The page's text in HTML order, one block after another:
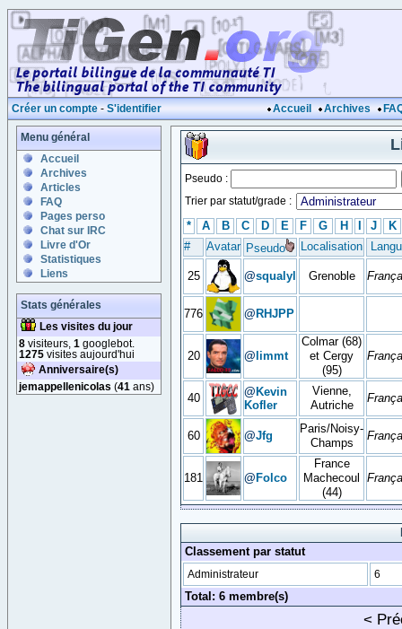
Créer un compte - S'identifier Accueil Archives
Menu général
Accueil
Archives
Articles
FAQ
Pages perso
Chat sur IRC
Livre d'Or
Statistiques
Liens
Stats générales
Les visites du jour
8 visiteurs, 1 googlebot.
1275 visites aujourd'hui
Anniversaire(s)
jemappellenicolas (41 ans)
Pseudo :
Trier par statut/grade :
* A B C D E F G H J
K
#
Avatar Pseudo Localisation
25 @squalyl Grenoble
776 @ RHJPP
20 @ limmt
Colmar (68)
et Cergy
(95)
40 @ Kevin
Kofler
Vienne,
Autriche
60 @Jfg
Paris/Noisy-
Champs
181 @ Folco
France
Machecoul
(44)
Classement par statut
Administrateur 6
Total: 6 membre(s)
<